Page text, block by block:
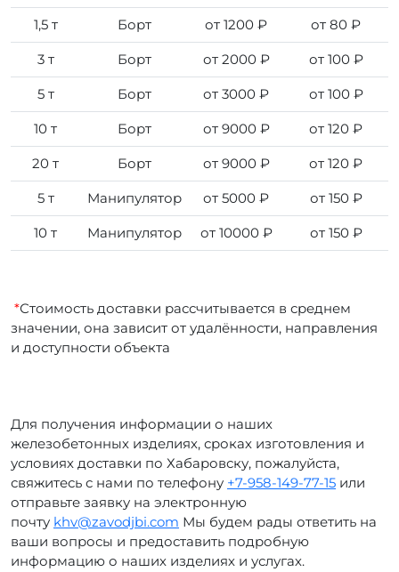
1,5 т Борт от 1200 ₽ от 80 ₽
3 т Борт от 2000 ₽ от 100 ₽
5 т Борт от 3000 ₽ от 100 ₽
10 т Борт от 9000 ₽ от 120 ₽
20 т Борт от 9000 ₽ от 120 ₽
5 т Манипулятор от 5000 ₽ от 150 ₽
10 т Манипулятор от 10000 ₽ от 150 ₽
*Стоимость доставки рассчитывается в среднем
значении, она зависит от удалённости, направления
и доступности объекта
Для получения информации о наших
железобетонных изделиях, сроках изготовления и
условиях доставки по Хабаровску, пожалуйста,
свяжитесь с нами по телефону +7-958-149-77-15 или
отправьте заявку на электронную
почту khv@zavodjbi.com Мы будем рады ответить на
ваши вопросы и предоставить подробную
информацию о наших изделиях и услугах.